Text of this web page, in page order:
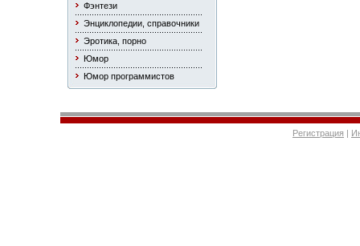
Фэнтези
Энциклопедии, справочники
Эротика, порно
Юмор
Юмор программистов
Регистрация |